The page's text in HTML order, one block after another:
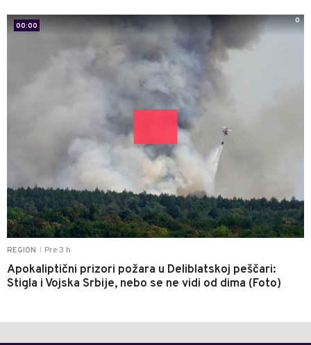
REGION Pre 3 h
Apokaliptični prizori požara u Deliblatskoj peščari:
Stigla i Vojska Srbije, nebo se ne vidi od dima (Foto)
00:00
0